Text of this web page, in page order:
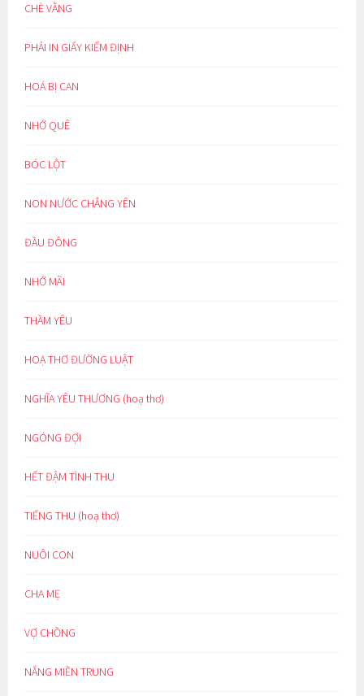
CHÈ VẰNG
PHẢI IN GIẤY KIỂM ĐỊNH
HOÁ BỊ CAN
NHỚ QUÊ
BÓC LỘT
NON NƯỚC CHẲNG YÊN
ĐẦU ĐÔNG
NHỚ MÃI
THẦM YÊU
HOẠ THƠ ĐƯỜNG LUẬT
NGHĨA YÊU THƯƠNG (hoạ thơ)
NGÓNG ĐỢI
HẾT ĐẬM TÌNH THU
TIẾNG THU (hoạ thơ)
NUÔI CON
CHA MẸ
VỢ CHỒNG
NẮNG MIỀN TRUNG